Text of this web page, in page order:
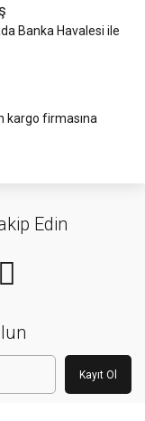
Banka Havalesi ile
kargo firmasına
Edin
Kayıt Ol